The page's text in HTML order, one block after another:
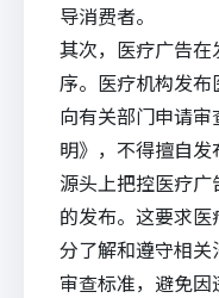
导消费者。
其次，医疗广告
序。医疗机构发
向有关部门申请
明》，不得擅自
源头上把控医疗
的发布。这要求
分了解和遵守相
审查标准，避免因